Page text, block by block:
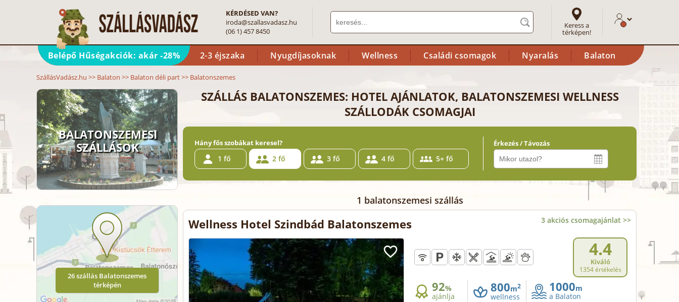
KÉRDÉSED VAN?
iroda@szallasvadasz.hu
(06 1) 457 8450
Keress a
térképen!
Belépő Hűségakciók: akár -28% 2-3 éjszaka Nyugdíjasoknak Wellness Családi csomagok Nyaralás Balaton
SzállásVadász.hu >> Balaton >> Balaton déli part>> Balatonszemes
BALATONSZEMESI
SZÁLLÁSOK
26 szállás Balatonszemes
térképén
SZÁLLÁS BALATONSZEMES: HOTEL AJÁNLATOK, BALATONSZEMESI WELLNESS
SZÁLLODÁK CSOMAGJAI
Hány fős szobákat keresel?
1 fő 2 fő 3 fő 4 fő 5+ fő
Érkezés / Távozás
1 balatonszemesi szállás
Wellness Hotel Szindbád Balatonszemes 3 akciós csomagajánlat >>
4.4
Kiváló
1354 értékelés
92%
ajánlja
800m2
wellness
1000m
a Balaton